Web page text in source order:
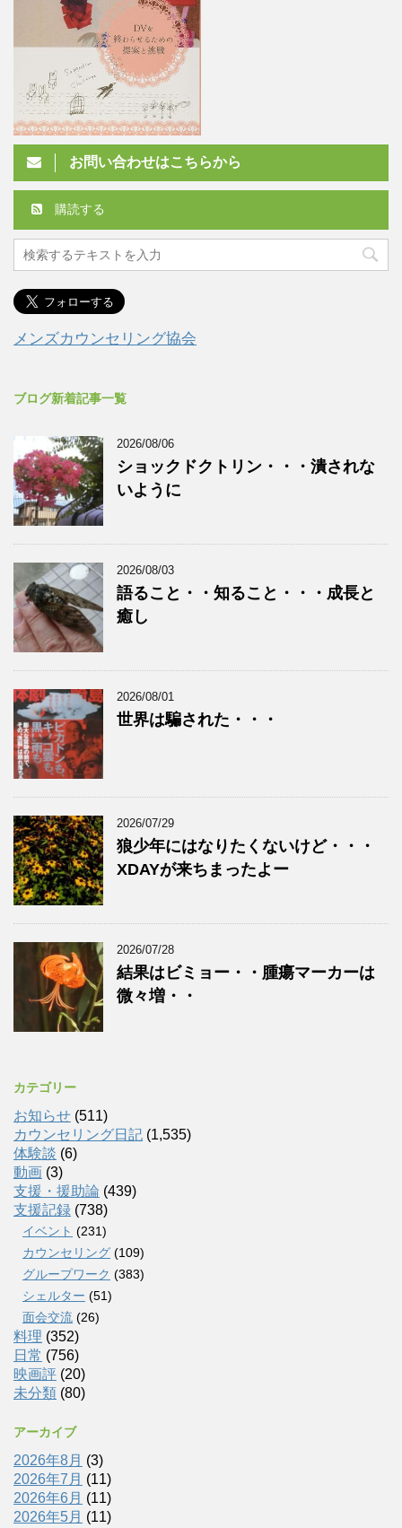
お問い合わせはこちらから
購読する
メンズカウンセリング協会
ブログ新着記事一覧
2026/08/06
ショックドクトリン・・・潰されな
いように
2026/08/03
語ること・・知ること・・・成長と
癒し
2026/08/01
世界は騙された・・・
2026/07/29
狼少年にはなりたくないけど・・・
XDAYが来ちまったよー
2026/07/28
結果はビミョー・・腫瘍マーカーは
微々増・・
カテゴリー
お知らせ (511)
カウンセリング日記 (1,535)
体験談 (6)
動画 (3)
支援・援助論 (439)
支援記録 (738)
イベント (231)
カウンセリング (109)
グループワーク (383)
シェルター (51)
面会交流 (26)
料理 (352)
日常 (756)
映画評 (20)
未分類 (80)
アーカイブ
2026年8月 (3)
2026年7月 (11)
2026年6月 (11)
2026年5月 (11)